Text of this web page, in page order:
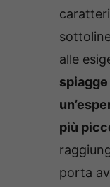
alle
più
porta